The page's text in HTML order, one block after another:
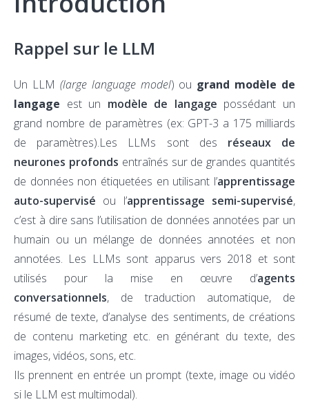
Rappel sur le LLM
Un LLM (large language model) ou grand modèle de
langage est un modèle de langage possédant un
grand nombre de paramètres (ex: GPT-3 a 175 milliards
de paramètres).Les LLMs sont des réseaux de
neurones profonds entraînés sur de grandes quantités
de données non étiquetées en utilisant l’apprentissage
auto-supervisé ou l’apprentissage semi-supervisé,
c’est à dire sans l’utilisation de données annotées par un
humain ou un mélange de données annotées et non
annotées. Les LLMs sont apparus vers 2018 et sont
utilisés pour la mise en œuvre d’agents
conversationnels, de traduction automatique, de
résumé de texte, d’analyse des sentiments, de créations
de contenu marketing etc. en générant du texte, des
images, vidéos, sons, etc.
Ils prennent en entrée un prompt (texte, image ou vidéo
si le LLM est multimodal).